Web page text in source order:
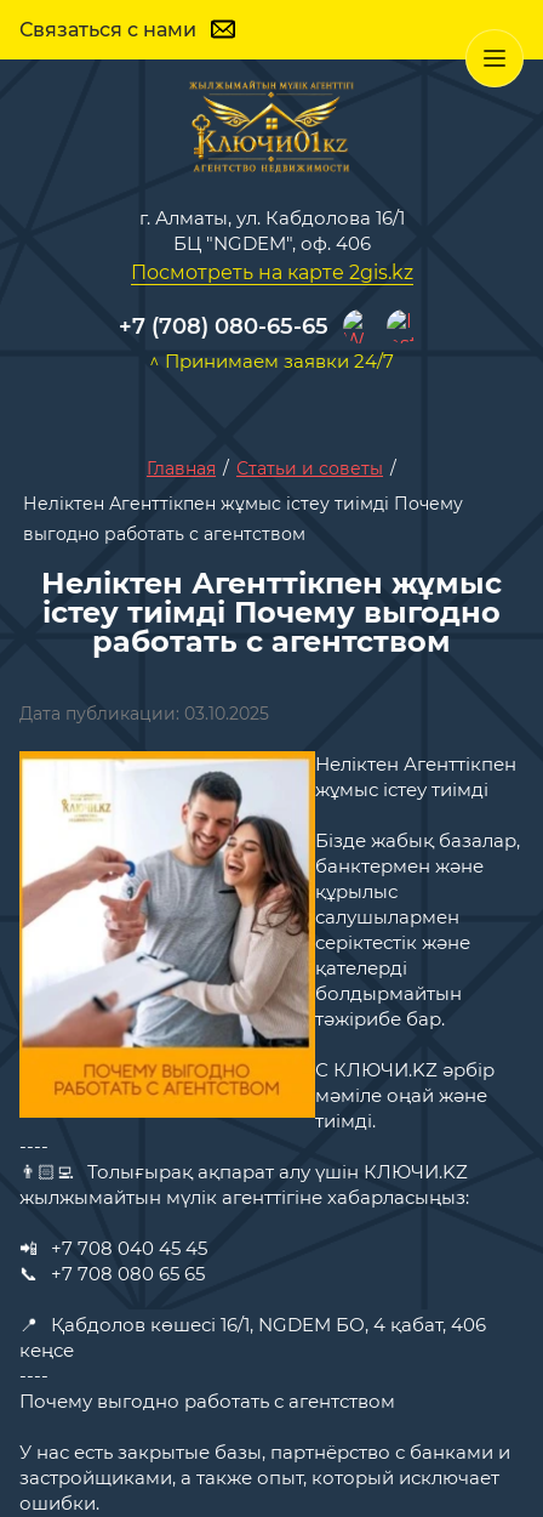
Связаться с нами
г. Алматы, ул. Кабдолова 16/1
БЦ "NGDEM", оф. 406
Посмотреть на карте 2gis.kz
+7 (708) 080-65-65
^ Принимаем заявки 24/7
Главная / Статьи и советы /
Неліктен Агенттікпен жұмыс істеу тиімді Почему
выгодно работать с агентством
Неліктен Агенттікпен жұмыс
істеу тиімді Почему выгодно
работать с агентством
Дата публикации: 03.10.2025
Неліктен Агенттікпен
жұмыс істеу тиімді
Бізде жабық базалар,
банктермен және
құрылыс
салушылармен
серіктестік және
қателерді
болдырмайтын
тәжірибе бар.
С КЛЮЧИ.KZ әрбір
мәміле оңай және
тиімді.
----
👨🏻‍💻⠀Толығырақ ақпарат алу үшін КЛЮЧИ.KZ
жылжымайтын мүлік агенттігіне хабарласыңыз:
📲⠀+7 708 040 45 45
📞⠀+7 708 080 65 65
📍⠀Қабдолов көшесі 16/1, NGDEM БО, 4 қабат, 406
кеңсе
----
Почему выгодно работать с агентством
У нас есть закрытые базы, партнёрство с банками и
застройщиками, а также опыт, который исключает
ошибки.